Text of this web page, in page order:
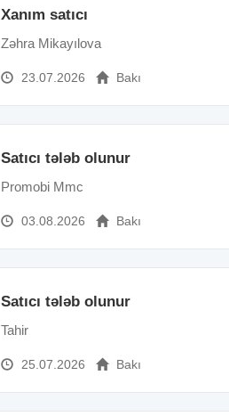
Xanım satıcı
Zəhra Mikayılova
23.07.2026 Bakı
Satıcı tələb olunur
Promobi Mmc
03.08.2026 Bakı
Satıcı tələb olunur
Tahir
25.07.2026 Bakı